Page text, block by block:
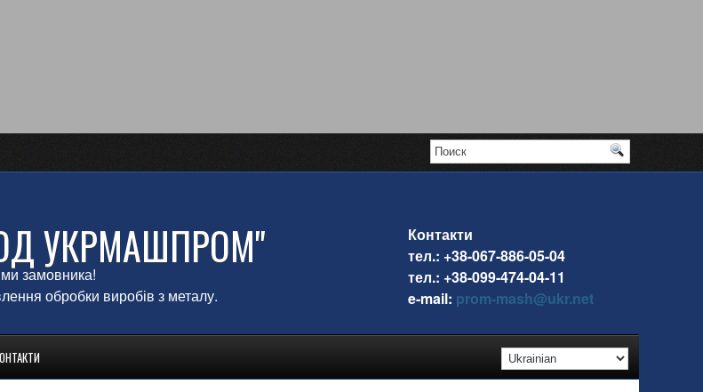
УКРМАШПРОМ"
замовника!
обробки виробів з металу.
Контакти
тел.: +38-067-886-05-04
тел.: +38-099-474-04-11
e-mail: prom-mash@ukr.net